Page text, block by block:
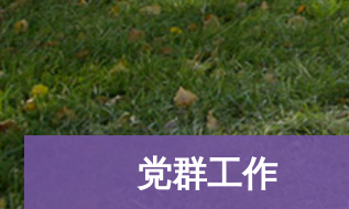
党群工作